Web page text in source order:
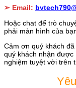
➢ Email:
Hoặc chat để trò
phải màn hình của
Cảm ơn quý khách
quý khách nhận
nghiệm tuyệt vời trên